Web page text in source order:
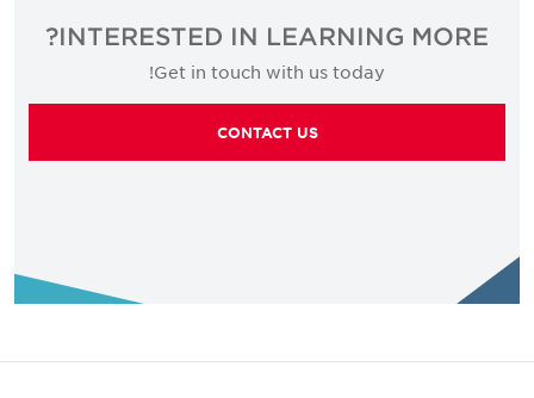
خدمة العملاء
تحليل البيانات
INTERESTED IN LEARNING MORE?
Get in touch with us today!
CONTACT US